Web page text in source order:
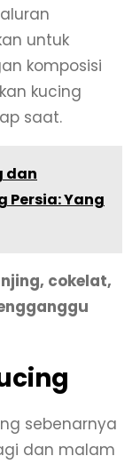
untuk
komposisi
kucing
saat.
dan
Persia: Yang
cokelat,
sebenarnya
dan malam